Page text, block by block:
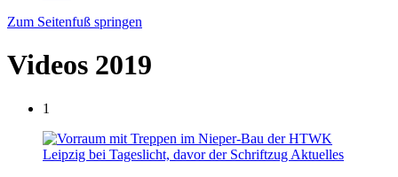
Zum Seitenfuß springen
Videos 2019
1